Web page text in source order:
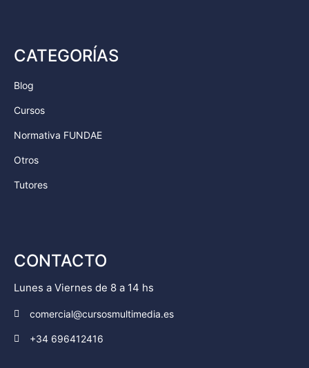
CATEGORÍAS
Blog
Cursos
Normativa FUNDAE
Otros
Tutores
CONTACTO
Lunes a Viernes de 8 a 14 hs
comercial@cursosmultimedia.es
+34 696412416